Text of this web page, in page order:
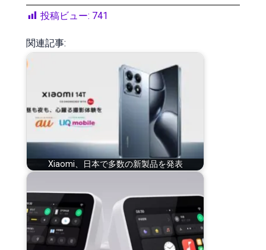
投稿ビュー: 741
関連記事:
Xiaomi、日本で多数の新製品を発表